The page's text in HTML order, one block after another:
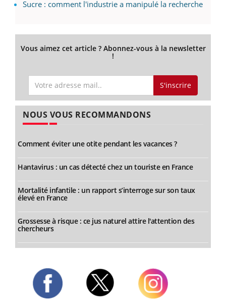
Sucre : comment l'industrie a manipulé la recherche
Vous aimez cet article ? Abonnez-vous à la newsletter
!
S'inscrire
NOUS VOUS RECOMMANDONS
Comment éviter une otite pendant les vacances ?
Hantavirus : un cas détecté chez un touriste en France
Mortalité infantile : un rapport s’interroge sur son taux
élevé en France
Grossesse à risque : ce jus naturel attire l'attention des
chercheurs